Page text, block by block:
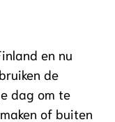
en nu
de
dag om te
of buiten